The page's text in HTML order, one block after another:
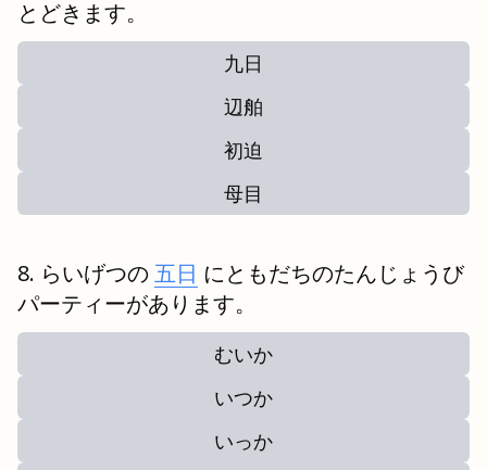
とどきます。
九日
辺舶
初迫
母目
らいげつの 五日 にともだちのたんじょうび
パーティーがあります。
むいか
いつか
いっか